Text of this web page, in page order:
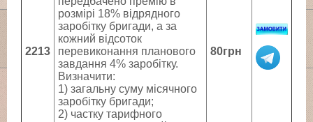
2213
розмірі 18% відрядного
заробітку бригади, а за
кожний відсоток
перевиконання планового
завдання 4% заробітку.
Визначити:
1) загальну суму місячного
заробітку бригади;
2) частку тарифного
80грн